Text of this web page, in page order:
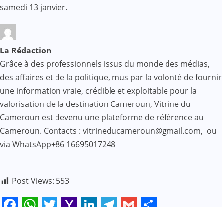
samedi 13 janvier.
La Rédaction
Grâce à des professionnels issus du monde des médias,
des affaires et de la politique, mus par la volonté de fournir
une information vraie, crédible et exploitable pour la
valorisation de la destination Cameroun, Vitrine du
Cameroun est devenu une plateforme de référence au
Cameroun. Contacts : vitrineducameroun@gmail.com, ou
via WhatsApp+86 16695017248
Post Views: 553